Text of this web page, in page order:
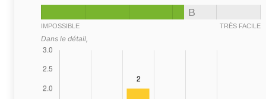
B
IMPOSSIBLE TRÈS FACILE
Dans le détail,